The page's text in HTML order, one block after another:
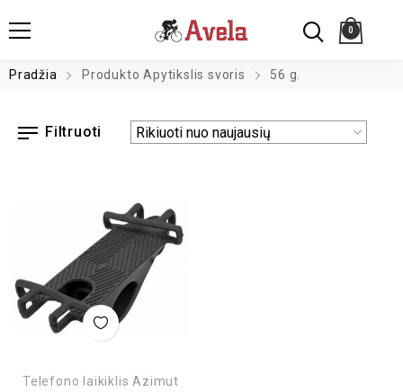
0
Pradžia Produkto Apytikslis svoris 56 g.
Filtruoti
Telefono laikiklis Azimut